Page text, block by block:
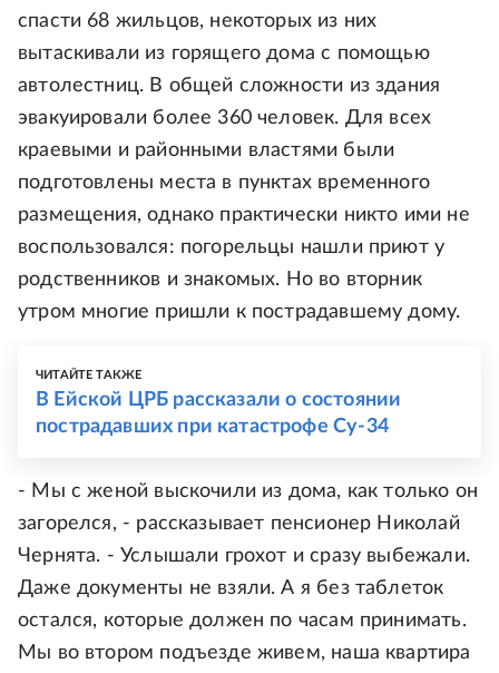
спасти 68 жильцов, некоторых из них
вытаскивали из горящего дома с помощью
автолестниц. В общей сложности из здания
эвакуировали более 360 человек. Для всех
краевыми и районными властями были
подготовлены места в пунктах временного
размещения, однако практически никто ими не
воспользовался: погорельцы нашли приют у
родственников и знакомых. Но во вторник
утром многие пришли к пострадавшему дому.
ЧИТАЙТЕ ТАКЖЕ
В Ейской ЦРБ рассказали о состоянии
пострадавших при катастрофе Су-34
- Мы с женой выскочили из дома, как только он
загорелся, - рассказывает пенсионер Николай
Чернята. - Услышали грохот и сразу выбежали.
Даже документы не взяли. А я без таблеток
остался, которые должен по часам принимать.
Мы во втором подъезде живем, наша квартира